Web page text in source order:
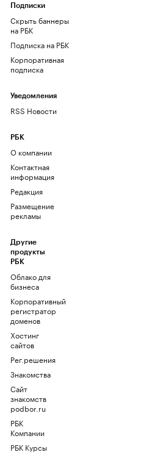
Подписки
Скрыть баннеры
на РБК
Подписка на РБК
Корпоративная
подписка
Уведомления
RSS Новости
РБК
О компании
Контактная
информация
Редакция
Размещение
рекламы
Другие
продукты
РБК
Облако для
бизнеса
Корпоративный
регистратор
доменов
Хостинг
сайтов
Рег.решения
Знакомства
Сайт
знакомств
podbor.ru
РБК
Компании
РБК Курсы